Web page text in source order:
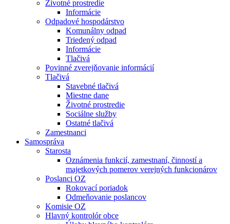
Životné prostredie
Informácie
Odpadové hospodárstvo
Komunálny odpad
Triedený odpad
Informácie
Tlačivá
Povinné zverejňovanie informácií
Tlačivá
Stavebné tlačivá
Miestne dane
Životné prostredie
Sociálne služby
Ostatné tlačivá
Zamestnanci
Samospráva
Starosta
Oznámenia funkcií, zamestnaní, činností a
majetkových pomerov verejných funkcionárov
Poslanci OZ
Rokovací poriadok
Odmeňovanie poslancov
Komisie OZ
Hlavný kontrolór obce